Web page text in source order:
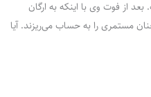
از فوت وی با اینکه به ارگان
مستمری را به حساب می‌ریزند. آیا